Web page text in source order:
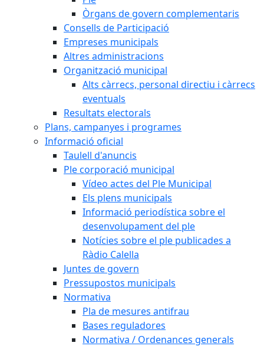
Òrgans de govern complementaris
Consells de Participació
Empreses municipals
Altres administracions
Organització municipal
Alts càrrecs, personal directiu i càrrecs
eventuals
Resultats electorals
Plans, campanyes i programes
Informació oficial
Taulell d'anuncis
Ple corporació municipal
Vídeo actes del Ple Municipal
Els plens municipals
Informació periodística sobre el
desenvolupament del ple
Notícies sobre el ple publicades a
Ràdio Calella
Juntes de govern
Pressupostos municipals
Normativa
Pla de mesures antifrau
Bases reguladores
Normativa / Ordenances generals